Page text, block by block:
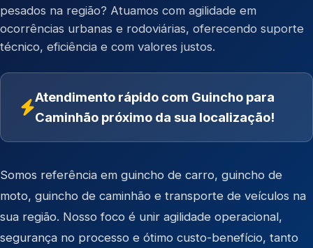
pesados na região? Atuamos com agilidade em
ocorrências urbanas e rodoviárias, oferecendo suporte
técnico, eficiência e com valores justos.
Atendimento rápido com Guincho para
Caminhão próximo da sua localização!
Somos referência em guincho de carro, guincho de
moto, guincho de caminhão e transporte de veículos na
sua região. Nosso foco é unir agilidade operacional,
segurança no processo e ótimo custo-benefício, tanto